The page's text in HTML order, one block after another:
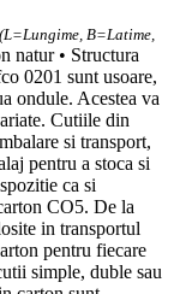
(L=Lungime, B=Latime,
natur • Structura
0201 sunt usoare,
ondule. Acestea va
Cutiile din
si transport,
pentru a stoca si
ca si
CO5. De la
in transportul
pentru fiecare
simple, duble sau